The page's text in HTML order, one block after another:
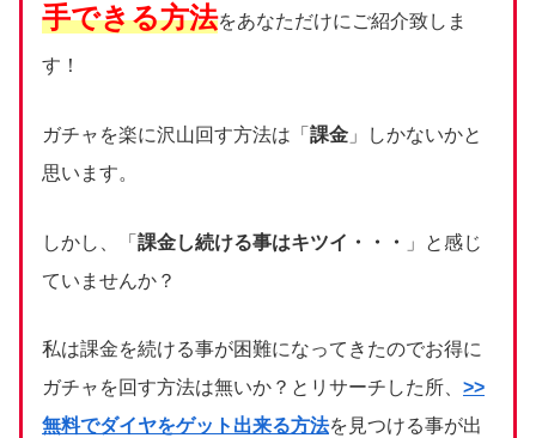
手できる方法をあなただけにご紹介致しま
す！
ガチャを楽に沢山回す方法は「 課金 」しかないかと
思います。
しかし、「 課金し続ける事はキツイ・・・
」と感じ
ていませんか？
私は課金を続ける事が困難になってきたのでお得に
ガチャを回す方法は無いか？とリサーチした所、 >>
無料でダイヤをゲット出来る方法を見つける事が出